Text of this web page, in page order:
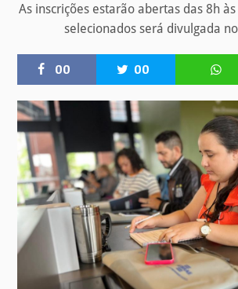
As inscrições estarão abertas das 8h
selecionados será divulgada
00 00